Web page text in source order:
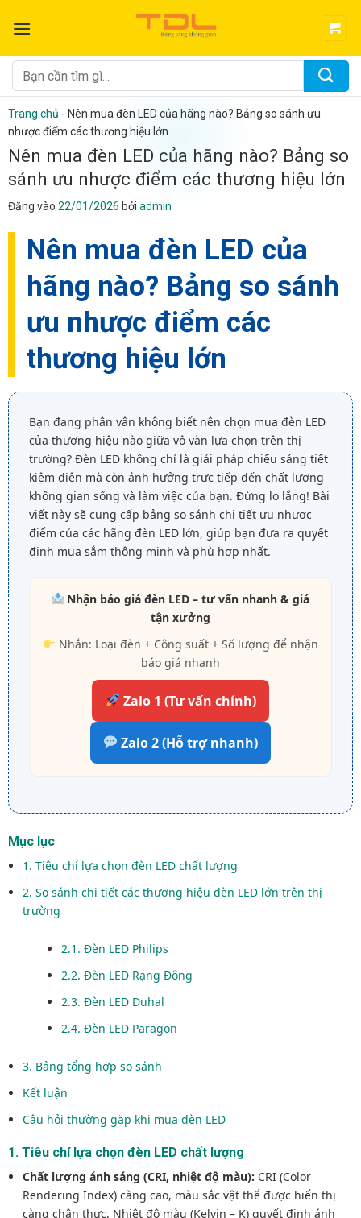
qua
dung
Tìm
kiếm:
Trang chủ - Nên mua đèn LED của hãng nào? Bảng so sánh ưu
nhược điểm các thương hiệu lớn
Nên mua đèn LED của hãng nào? Bảng so
sánh ưu nhược điểm các thương hiệu lớn
Đăng vào 22/01/2026 bởi admin
Nên mua đèn LED của
hãng nào? Bảng so sánh
ưu nhược điểm các
thương hiệu lớn
Bạn đang phân vân không biết nên chọn mua đèn LED
của thương hiệu nào giữa vô vàn lựa chọn trên thị
trường? Đèn LED không chỉ là giải pháp chiếu sáng tiết
kiệm điện mà còn ảnh hưởng trực tiếp đến chất lượng
không gian sống và làm việc của bạn. Đừng lo lắng! Bài
viết này sẽ cung cấp bảng so sánh chi tiết ưu nhược
điểm của các hãng đèn LED lớn, giúp bạn đưa ra quyết
định mua sắm thông minh và phù hợp nhất.
Nhận báo giá đèn LED – tư vấn nhanh & giá
tận xưởng
Nhắn: Loại đèn + Công suất + Số lượng để nhận
báo giá nhanh
Zalo 1 (Tư vấn chính)
Zalo 2 (Hỗ trợ nhanh)
Mục lục
1. Tiêu chí lựa chọn đèn LED chất lượng
2. So sánh chi tiết các thương hiệu đèn LED lớn trên thị
trường
2.1. Đèn LED Philips
2.2. Đèn LED Rạng Đông
2.3. Đèn LED Duhal
2.4. Đèn LED Paragon
3. Bảng tổng hợp so sánh
Kết luận
Câu hỏi thường gặp khi mua đèn LED
1. Tiêu chí lựa chọn đèn LED chất lượng
Chất lượng ánh sáng (CRI, nhiệt độ màu): CRI (Color
Rendering Index) càng cao, màu sắc vật thể được hiển thị
càng chân thực. Nhiệt độ màu (Kelvin – K) quyết định ánh